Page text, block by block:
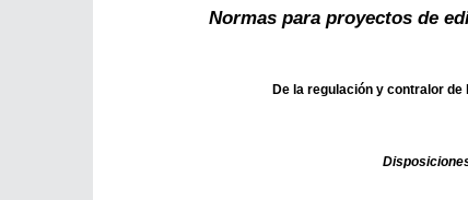
Normas para proyectos de
De la regulación y contralor